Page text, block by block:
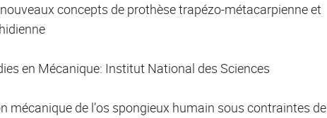
concepts de prothèse trapézo-métacarpienne et
en Mécanique: Institut National des Sciences
mécanique de l’os spongieux humain sous contraintes de